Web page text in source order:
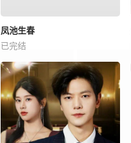
凤池生春
已完结